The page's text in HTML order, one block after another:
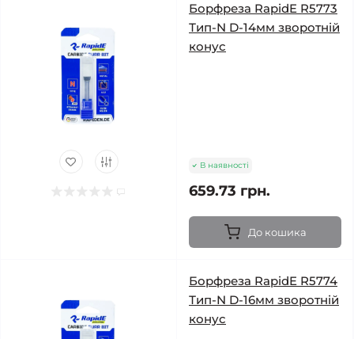
Борфреза RapidE R5773
Тип-N D-14мм зворотній
конус
В наявності
659.73 грн.
До кошика
Борфреза RapidE R5774
Тип-N D-16мм зворотній
конус